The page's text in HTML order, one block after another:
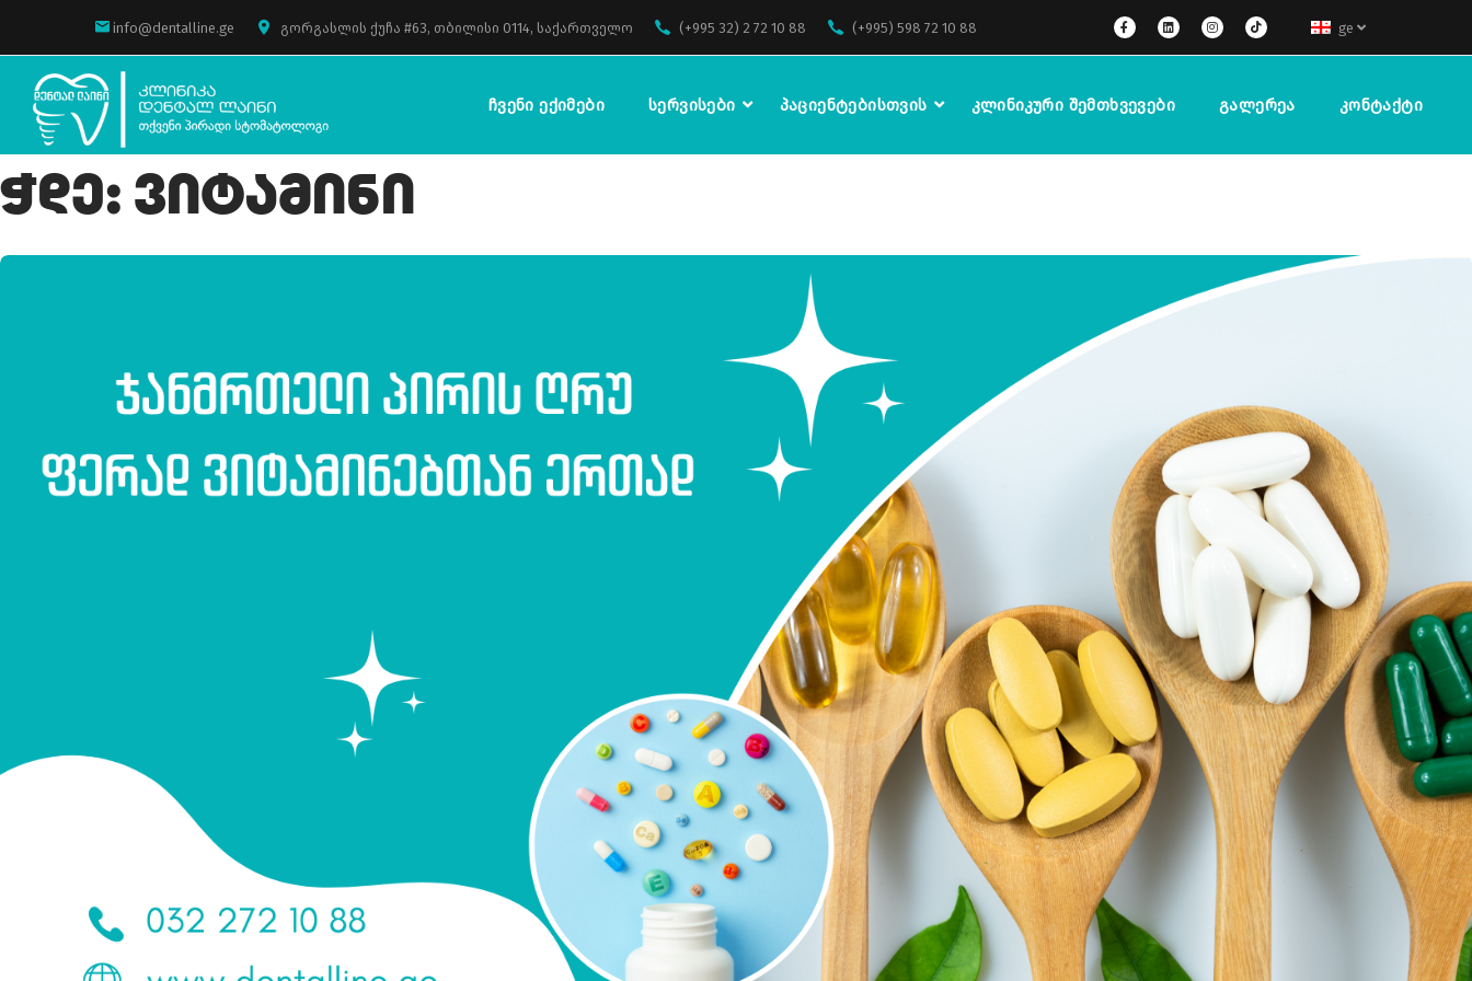
info@dentalline.ge გორგასლის ქუჩა #63, თბილისი 0114, საქართველო (+995 32) 2 72 10 88 (+995) 598 72 10 88 ge
Ჩვენი Ექიმები Სერვისები Პაციენტებისთვის Კლინიკური Შემთხვევები Გალერეა Კონტაქტი
Ჭდე:Ვიტამინი